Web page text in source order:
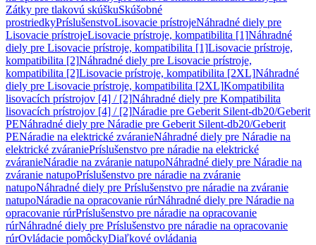
Zátky pre tlakovú skúškuSkúšobné
prostriedkyPríslušenstvoLisovacie prístrojeNáhradné diely pre
Lisovacie prístrojeLisovacie prístroje, kompatibilita [1]Náhradné
diely pre Lisovacie prístroje, kompatibilita [1]Lisovacie prístroje,
kompatibilita [2]Náhradné diely pre Lisovacie prístroje,
kompatibilita [2]Lisovacie prístroje, kompatibilita [2XL]Náhradné
diely pre Lisovacie prístroje, kompatibilita [2XL]Kompatibilita
lisovacích prístrojov [4] / [2]Náhradné diely pre Kompatibilita
lisovacích prístrojov [4] / [2]Náradie pre Geberit Silent-db20/Geberit
PENáhradné diely pre Náradie pre Geberit Silent-db20/Geberit
PENáradie na elektrické zváranieNáhradné diely pre Náradie na
elektrické zváraniePríslušenstvo pre náradie na elektrické
zváranieNáradie na zváranie natupoNáhradné diely pre Náradie na
zváranie natupoPríslušenstvo pre náradie na zváranie
natupoNáhradné diely pre Príslušenstvo pre náradie na zváranie
natupoNáradie na opracovanie rúrNáhradné diely pre Náradie na
opracovanie rúrPríslušenstvo pre náradie na opracovanie
rúrNáhradné diely pre Príslušenstvo pre náradie na opracovanie
rúrOvládacie pomôckyDiaľkové ovládania